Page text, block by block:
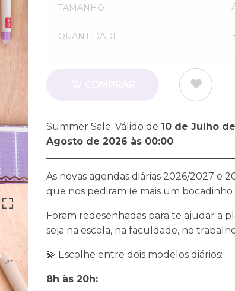
TAMANHO
QUANTIDADE
Summer Sale. Válido de 10 de Julho
Agosto de 2026 às 00:00.
As novas agendas diárias 2026/2027 e
que nos pediram (e mais um bocadinho
Foram redesenhadas para te ajudar a
seja na escola, na faculdade, no
💫 Escolhe entre dois modelos diários:
8h às 20h: